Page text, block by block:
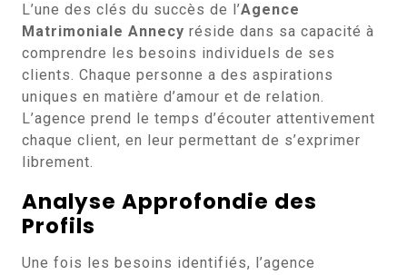
L’une des clés du succès de l’Agence
Matrimoniale Annecy réside dans sa capacité à
comprendre les besoins individuels de ses
clients. Chaque personne a des aspirations
uniques en matière d’amour et de relation.
L’agence prend le temps d’écouter attentivement
chaque client, en leur permettant de s’exprimer
librement.
Analyse Approfondie des
Profils
Une fois les besoins identifiés, l’agence